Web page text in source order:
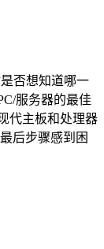
否想知道哪一
服务器的最佳
代主板和处理器
后步骤感到困